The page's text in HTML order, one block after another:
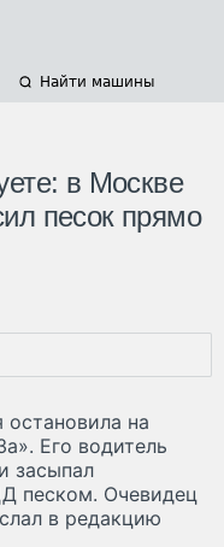
Найти машины
в Москве
песок прямо
на
Его водитель
засыпал
песком. Очевидец
в редакцию